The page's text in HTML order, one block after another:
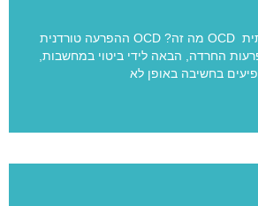
הפרעה טורדנית כפייתית OCD מה זה? OCD ההפרעה טורדנית
החרדה, הבאה לידי ביטוי במחשבות,
בחשיבה באופן לא